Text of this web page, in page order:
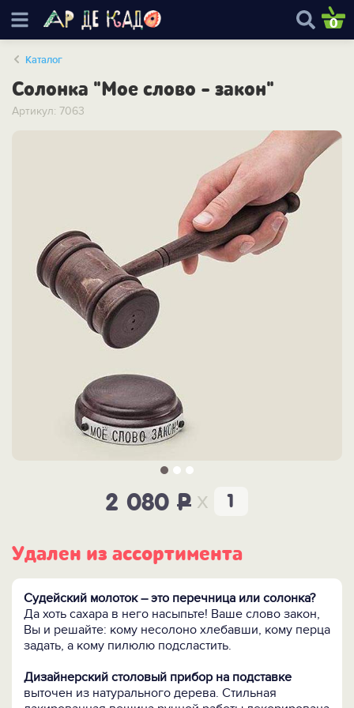
0
Каталог
Солонка "Мое слово - закон"
Артикул: 7063
2 080 P x
Удален из ассортимента
Судейский молоток – это перечница или солонка?
Да хоть сахара в него насыпьте! Ваше слово закон,
Вы и решайте: кому несолоно хлебавши, кому перца
задать, а кому пилюлю подсластить.
Дизайнерский столовый прибор на подставке
выточен из натурального дерева. Стильная